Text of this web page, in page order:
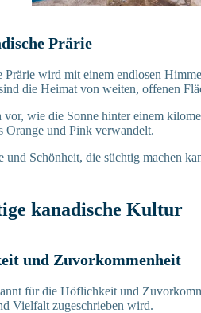
Prärie
Prärie wird mit einem endlosen
die Heimat von weiten, offenen
vor, wie die Sonne hinter einem
Orange und Pink verwandelt.
und Schönheit, die süchtig machen
kanadische Kultur
und Zuvorkommenheit
für die Höflichkeit und
Vielfalt zugeschrieben wird.